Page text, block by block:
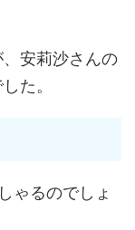
安莉沙さんの
た。
ゃるのでしょ